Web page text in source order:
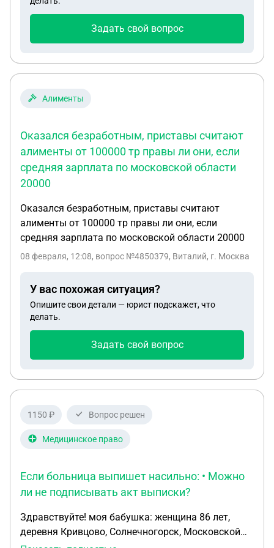
нее был соц работник я не получал пособий .
Игорь тут не проживал 23 года ,не участвовал во
Задать свой вопрос
Алименты
Оказался безработным, приставы считают
алименты от 100000 тр правы ли они, если
средняя зарплата по московской области
20000
Оказался безработным, приставы считают
алименты от 100000 тр правы ли они, если
средняя зарплата по московской области 20000
08 февраля, 12:08, вопрос №4850379, Виталий, г. Москва
У вас похожая ситуация?
Опишите свои детали — юрист подскажет, что
делать.
Задать свой вопрос
1150 ₽ Вопрос решен
Медицинское право
Если больница выпишет насильно: • Можно
ли не подписывать акт выписки?
Здравствуйте! моя бабушка: женщина 86 лет,
деревня Кривцово, Солнечногорск, Московской